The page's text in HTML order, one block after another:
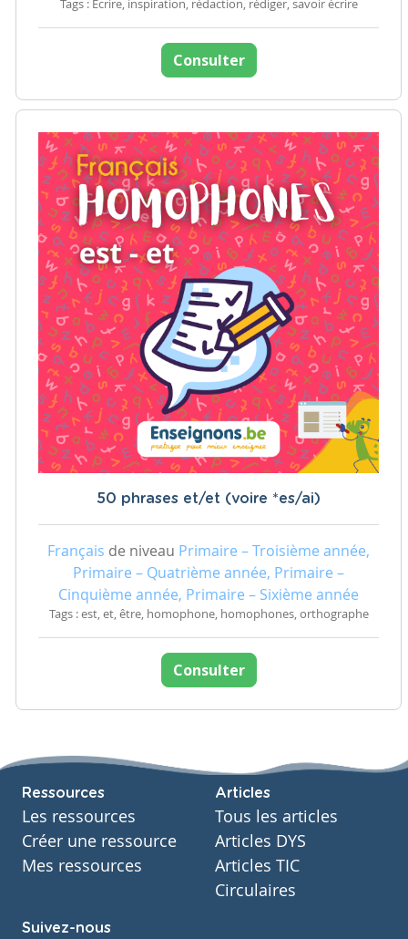
Tags : Ecrire, inspiration, rédaction, rédiger, savoir écrire
Consulter
50 phrases et/et (voire *es/ai)
Français de niveau Primaire – Troisième année,
Primaire – Quatrième année, Primaire –
Cinquième année, Primaire – Sixième année
Tags : est, et, être, homophone, homophones, orthographe
Consulter
Ressources
Les ressources
Créer une ressource
Mes ressources
Articles
Tous les articles
Articles DYS
Articles TIC
Circulaires
Suivez-nous